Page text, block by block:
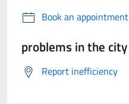
Book an appointment
problems in the city
Report inefficiency